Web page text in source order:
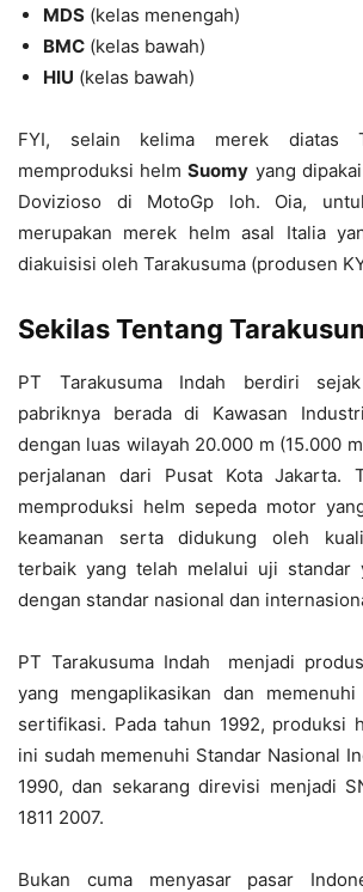
MDS (kelas menengah)
BMC (kelas bawah)
HIU (kelas bawah)
FYI, selain kelima merek diatas
memproduksi helmSuomy yang
Dovizioso di MotoGp loh. Oia,
merupakan merek helm asal Italia
diakuisisi oleh Tarakusuma (produsen
Sekilas Tentang
PT Tarakusuma Indah berdiri
pabriknya berada di Kawasan
dengan luas wilayah 20.000 m (15.000
perjalanan dari Pusat Kota Jakarta.
memproduksi helm sepeda motor
keamanan serta didukung oleh
terbaik yang telah melalui uji standar
dengan standar nasional dan
PT Tarakusuma Indah menjadi
yang mengaplikasikan dan
sertifikasi. Pada tahun 1992, produksi
ini sudah memenuhi Standar Nasional
1990, dan sekarang direvisi menjadi
1811 2007.
Bukan cuma menyasar pasar